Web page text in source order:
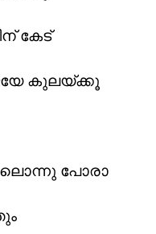
കേട്
കുലയ്ക്കൂ
പോരാ